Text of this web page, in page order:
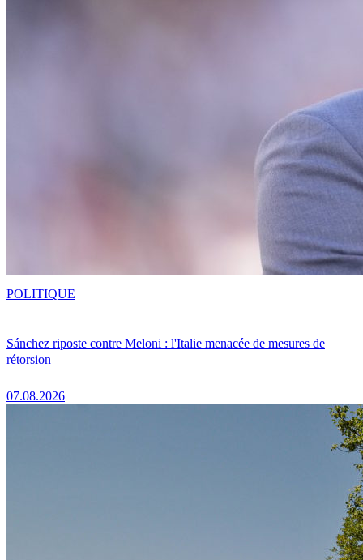
Sánchez riposte contre Meloni : l'Italie menacée de mesures de
rétorsion
07.08.2026
POLITIQUE